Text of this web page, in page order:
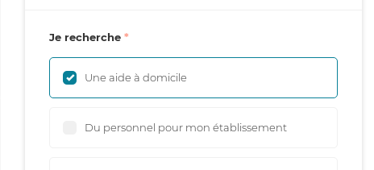
Je recherche
Une aide à domicile
Du personnel pour mon établissement